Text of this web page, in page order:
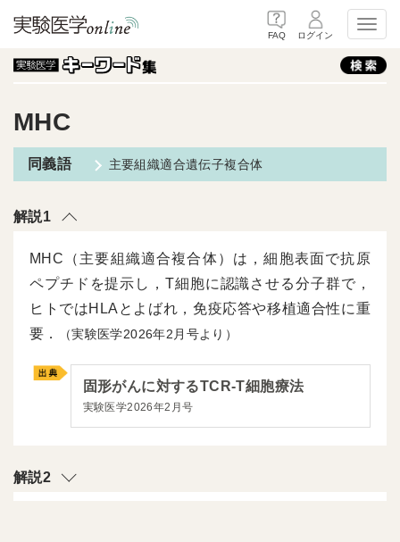
FAQ ログイン
MHC
主要組織適合遺伝子複合体
解説1
MHC（主要組織適合複合体）は，細胞表面で抗原
ペプチドを提示し，T細胞に認識させる分子群で，
ヒトではHLAとよばれ，免疫応答や移植適合性に重
要．
（実験医学2026年2月号より）
固形がんに対するTCR-T細胞療法
実験医学2026年2月号
解説2